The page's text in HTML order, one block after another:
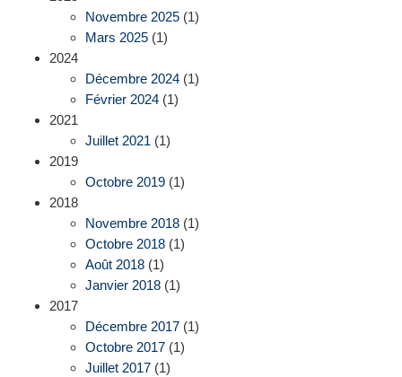
Novembre 2025 (1)
Mars 2025 (1)
2024
Décembre 2024 (1)
Février 2024 (1)
2021
Juillet 2021 (1)
2019
Octobre 2019 (1)
2018
Novembre 2018 (1)
Octobre 2018 (1)
Août 2018 (1)
Janvier 2018 (1)
2017
Décembre 2017 (1)
Octobre 2017 (1)
Juillet 2017 (1)